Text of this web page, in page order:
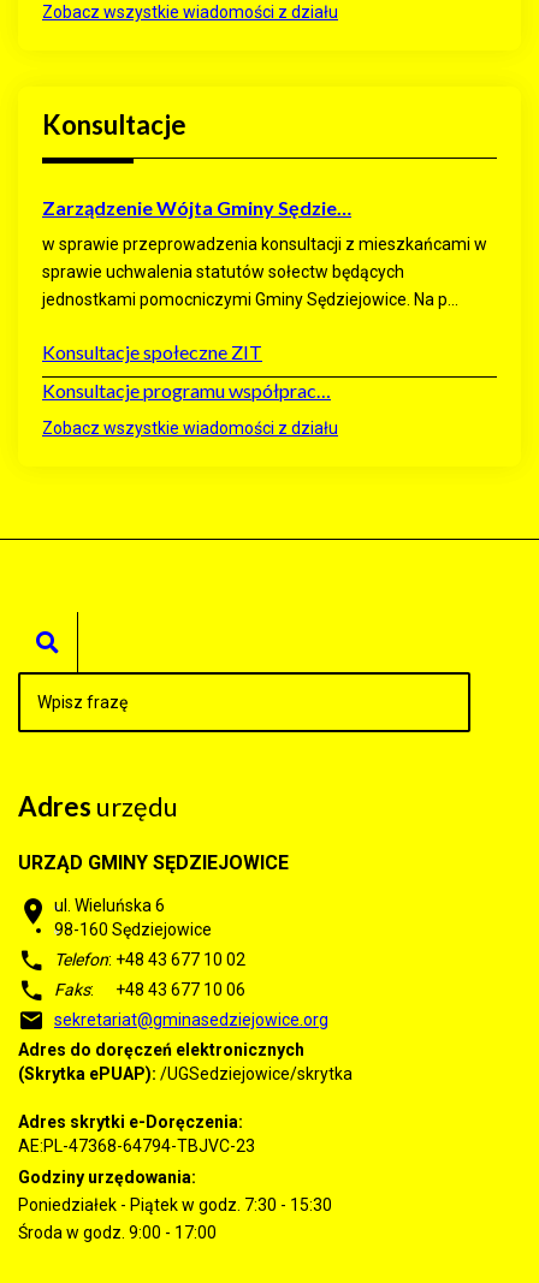
Zobacz wszystkie wiadomości z działu
Konsultacje
Zarządzenie Wójta Gminy Sędzie…
w sprawie przeprowadzenia konsultacji z mieszkańcami w
sprawie uchwalenia statutów sołectw będących
jednostkami pomocniczymi Gminy Sędziejowice. Na p...
Konsultacje społeczne ZIT
Konsultacje programu współprac…
Zobacz wszystkie wiadomości z działu
Adres urzędu
URZĄD GMINY SĘDZIEJOWICE
ul. Wieluńska 6
98-160 Sędziejowice
Telefon: +48 43 677 10 02
Faks: +48 43 677 10 06
sekretariat@gminasedziejowice.org
Adres do doręczeń elektronicznych
(Skrytka ePUAP): /UGSedziejowice/skrytka
Adres skrytki e-Doręczenia:
AE:PL-47368-64794-TBJVC-23
Godziny urzędowania:
Poniedziałek - Piątek w godz. 7:30 - 15:30
Środa w godz. 9:00 - 17:00